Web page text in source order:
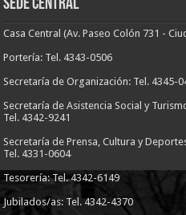
Sede Central
Casa Central (Av. Paseo Colón 731 -
Portería: Tel. 4343-0506
Secretaría de Organización: Tel. 4345-
Secretaría de Asistencia Social y
Tel. 4342-9241
Secretaría de Prensa, Cultura y
Tel. 4331-0604
Tesorería: Tel. 4342-6149
Jubilados/as: Tel. 4342-4370